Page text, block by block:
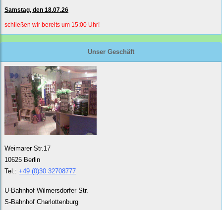
Samstag, den 18.07.26
schließen wir bereits um 15:00 Uhr!
Unser Geschäft
Weimarer Str.17
10625 Berlin
Tel.: +49 (0)30 32708777
U-Bahnhof Wilmersdorfer Str.
S-Bahnhof Charlottenburg